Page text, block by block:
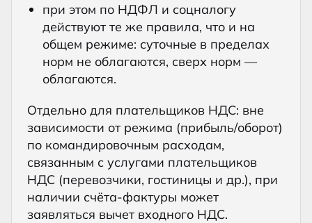
при этом по НДФЛ и соцналогу
действуют те же правила, что и на
общем режиме: суточные в пределах
норм не облагаются, сверх норм —
облагаются.
Отдельно для плательщиков НДС: вне
зависимости от режима (прибыль/оборот)
по командировочным расходам,
связанным с услугами плательщиков
НДС (перевозчики, гостиницы и др.), при
наличии счёта-фактуры может
заявляться вычет входного НДС.